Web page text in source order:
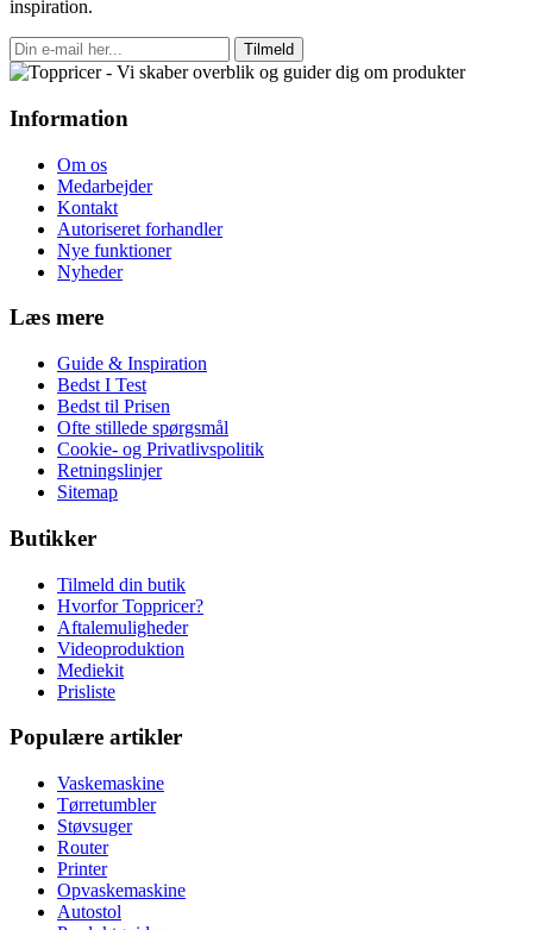
inspiration.
Tilmeld
Information
Om os
Medarbejder
Kontakt
Autoriseret forhandler
Nye funktioner
Nyheder
Læs mere
Guide & Inspiration
Bedst I Test
Bedst til Prisen
Ofte stillede spørgsmål
Cookie- og Privatlivspolitik
Retningslinjer
Sitemap
Butikker
Tilmeld din butik
Hvorfor Toppricer?
Aftalemuligheder
Videoproduktion
Mediekit
Prisliste
Populære artikler
Vaskemaskine
Tørretumbler
Støvsuger
Router
Printer
Opvaskemaskine
Autostol